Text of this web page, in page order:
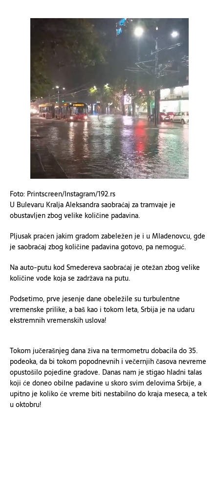
Foto: Printscreen/Instagram/192.rs
U Bulevaru Kralja Aleksandra saobraćaj za tramvaje je
obustavljen zbog velike količine padavina.
Pljusak praćen jakim gradom zabeležen je i u Mladenovcu, gde
je saobraćaj zbog količine padavina gotovo, pa nemoguć.
Na auto-putu kod Smedereva saobraćaj je otežan zbog velike
količine vode koja se zadržava na putu.
Podsetimo, prve jesenje dane obeležile su turbulentne
vremenske prilike, a baš kao i tokom leta, Srbija je na udaru
ekstremnih vremenskih uslova!
Tokom jučerašnjeg dana živa na termometru dobacila do 35.
podeoka, da bi tokom popodnevnih i večernjih časova nevreme
opustošilo pojedine gradove. Danas nam je stigao hladni talas
koji će doneo obilne padavine u skoro svim delovima Srbije, a
upitno je koliko će vreme biti nestabilno do kraja meseca, a tek
u oktobru!